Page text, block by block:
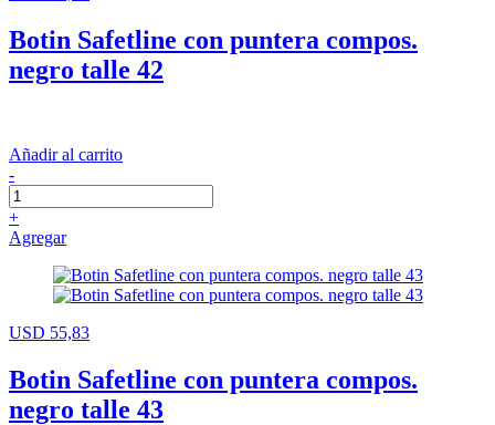
Botin Safetline con puntera compos.
negro talle 42
Añadir al carrito
-
+
Agregar
USD 55,83
Botin Safetline con puntera compos.
negro talle 43